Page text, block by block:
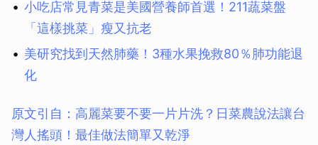
小吃店常見青菜是美國營養師首選！211蔬菜盤
「這樣挑菜」瘦又抗老
美研究找到天然肺藥！3種水果挽救80％肺功能退
化
原文引自：高麗菜要不要一片片洗？日菜農說法讓台
灣人搖頭！最佳做法簡單又乾淨